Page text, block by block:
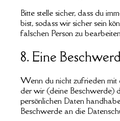
Bitte stelle sicher, dass du
bist, sodass wir sicher sein
falschen Person zu
8. Eine
Wenn du nicht zufrieden
der wir (deine Beschwerde)
persönlichen Daten
Beschwerde an die